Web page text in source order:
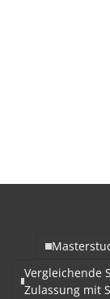
Vergleichende
Zulassung mit